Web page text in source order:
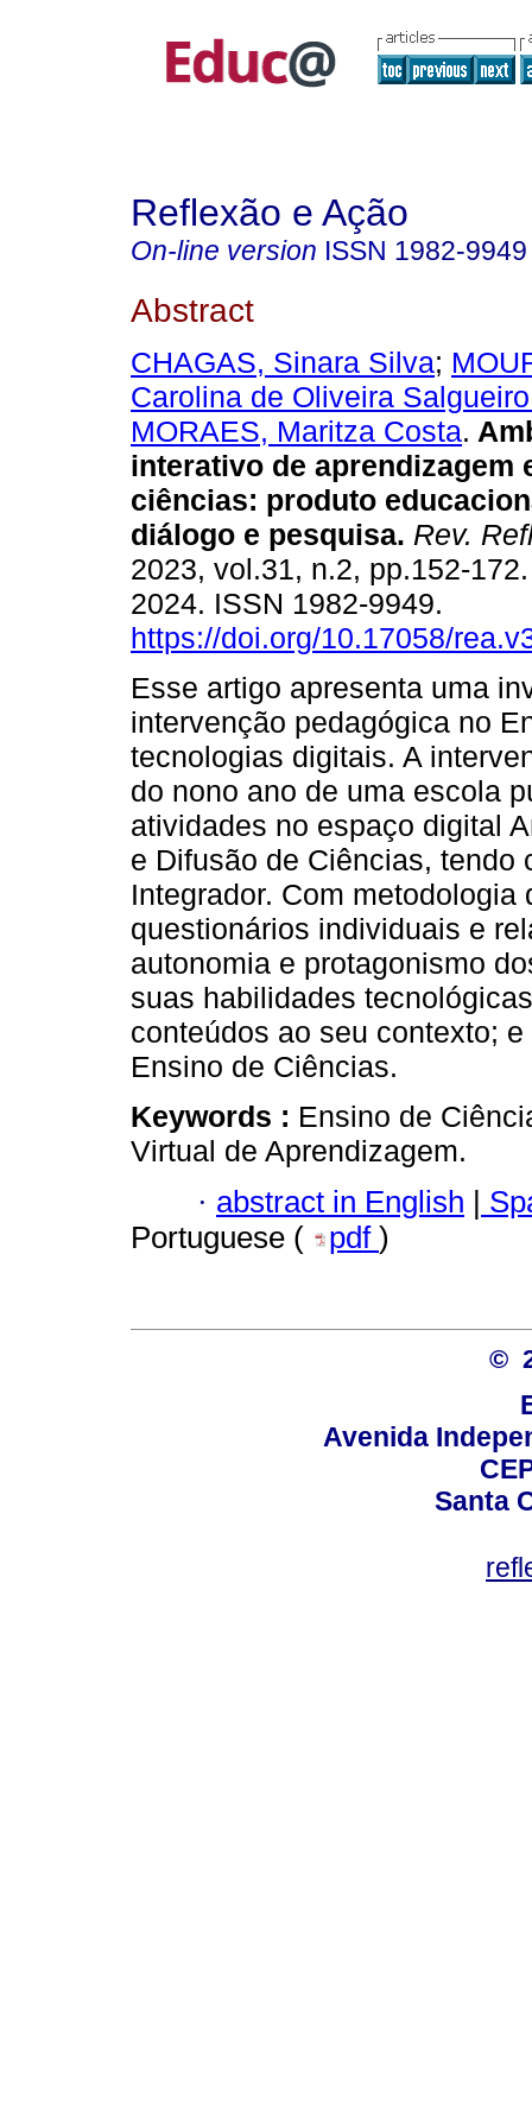
Reflexão e Ação
On-line version ISSN 1982-9949
Abstract
CHAGAS, Sinara Silva;
Carolina de Oliveira
MORAES, Maritza Costa.
interativo de aprendizagem
ciências: produto
diálogo e pesquisa. Rev.
2023, vol.31, n.2, pp.152-
2024. ISSN 1982-9949.
https://doi.org/10.17058/
Esse artigo apresenta uma
intervenção pedagógica no
tecnologias digitais. A
do nono ano de uma escola
atividades no espaço digital
e Difusão de Ciências, tendo
Integrador. Com
questionários individuais e
autonomia e protagonismo
suas habilidades
conteúdos ao seu contexto;
Ensino de Ciências.
Keywords : Ensino de
Virtual de Aprendizagem.
· abstract in English |
Portuguese (
pdf )
©
Avenida
Santa